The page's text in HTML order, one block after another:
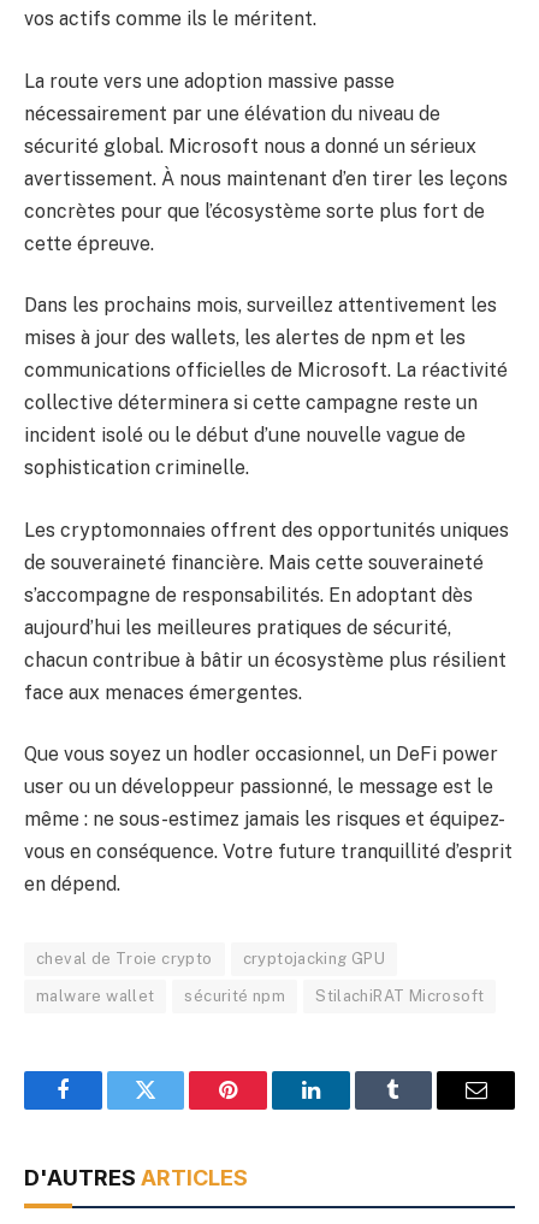
vos actifs comme ils le méritent.
La route vers une adoption massive passe
nécessairement par une élévation du niveau de
sécurité global. Microsoft nous a donné un sérieux
avertissement. À nous maintenant d’en tirer les leçons
concrètes pour que l’écosystème sorte plus fort de
cette épreuve.
Dans les prochains mois, surveillez attentivement les
mises à jour des wallets, les alertes de npm et les
communications officielles de Microsoft. La réactivité
collective déterminera si cette campagne reste un
incident isolé ou le début d’une nouvelle vague de
sophistication criminelle.
Les cryptomonnaies offrent des opportunités uniques
de souveraineté financière. Mais cette souveraineté
s’accompagne de responsabilités. En adoptant dès
aujourd’hui les meilleures pratiques de sécurité,
chacun contribue à bâtir un écosystème plus résilient
face aux menaces émergentes.
Que vous soyez un hodler occasionnel, un DeFi power
user ou un développeur passionné, le message est le
même : ne sous-estimez jamais les risques et équipez-
vous en conséquence. Votre future tranquillité d’esprit
en dépend.
cheval de Troie crypto cryptojacking GPU
malware wallet sécurité npm StilachiRAT Microsoft
FacebookTwitter Pinterest LinkedInTumblr Email
D'AUTRES ARTICLES